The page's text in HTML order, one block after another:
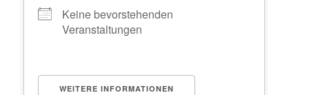
Keine bevorstehenden
Veranstaltungen
WEITERE INFORMATIONEN